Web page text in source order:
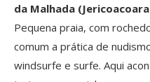
da Malhada
Pequena praia, com
comum a prática de
windsurfe e surfe. Aqui